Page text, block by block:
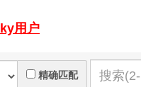
用户
精确匹配